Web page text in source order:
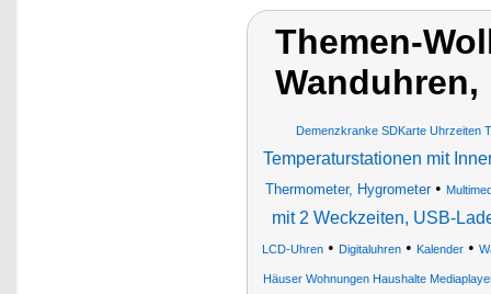
Themen-
Wanduhren,
Demenzkranke SDKarte Uhrzeiten
Temperaturstationen mit
Thermometer, Hygrometer•
mit 2 Weckzeiten, USB-
LCD-Uhren • Digitaluhren • Kalender •
Häuser Wohnungen Haushalte